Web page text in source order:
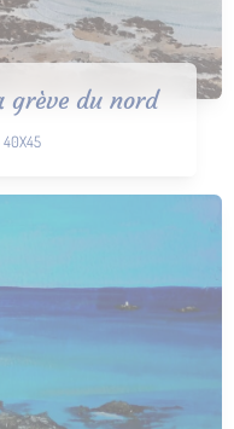
grève du nord